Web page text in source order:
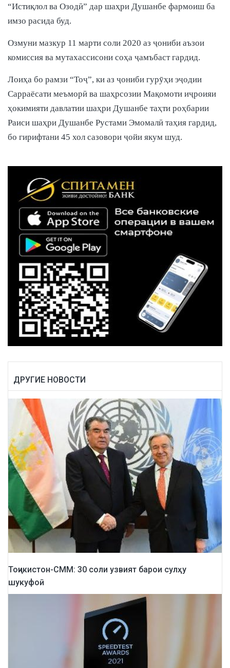
“Истиқлол ва Озодӣ” дар шаҳри Душанбе фармоиш ба
имзо расида буд.
Озмуни мазкур 11 марти соли 2020 аз ҷониби аъзои
комиссия ва мутахассисони соҳа ҷамъбаст гардид.
Лоиҳа бо рамзи “Тоҷ”, ки аз ҷониби гурӯҳи эҷодии
Сарраёсати меъморӣ ва шаҳрсозии Мақомоти иҷроияи
ҳокимияти давлатии шаҳри Душанбе таҳти роҳбарии
Раиси шаҳри Душанбе Рустами Эмомалӣ таҳия гардид,
бо гирифтани 45 хол сазовори ҷойи якум шуд.
ДРУГИЕ НОВОСТИ
Тоҷикистон-СММ: 30 соли узвият барои сулҳу
шукуфоӣ